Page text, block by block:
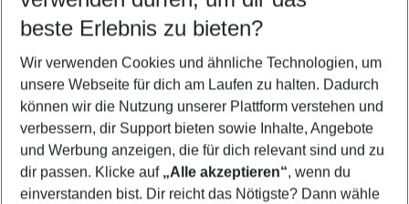
5-8 Nächte
2 Erwachsene Keine Kinder
Mehr Filter anzeigen
beste Erlebnis zu bieten?
Wir verwenden Cookies und ähnliche Technologien, um
unsere Webseite für dich am Laufen zu halten. Dadurch
können wir die Nutzung unserer Plattform verstehen und
verbessern, dir Support bieten sowie Inhalte, Angebote
und Werbung anzeigen, die für dich relevant sind und zu
dir passen. Klicke auf „Alle akzeptieren“, wenn du
einverstanden bist. Dir reicht das Nötigste? Dann wähle